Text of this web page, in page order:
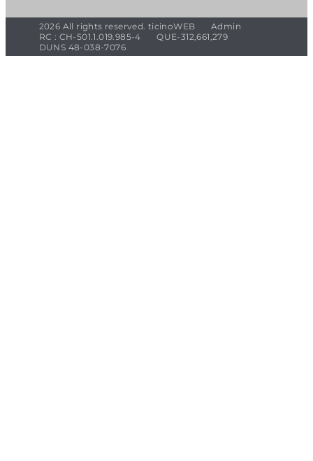
2026 All rights reserved. ticinoWEB
Admin
RC : CH-501.1.019.985-4
QUE-312,661,279
DUNS 48-038-7076